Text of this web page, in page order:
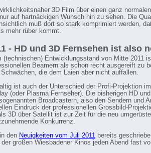
3D Film über einen ganz
auf hartnäckigen Wunsch hin zu sehen. Die
muß dort so stark komprimiert werden,
mehr rüber kommt.
- HD und 3D Fernsehen ist also
(technischen) Entwicklungsstand von Mitte 2011
Beamern als schon recht ausgereift zu
Schwächen, die dem Laien aber nicht auffallen.
ist auch der Unterschied der Profi-Projektion
(oder Plasma Fernseher). Die bisherigen HD
Broadcastern, also den Sendern und
Eindruck der professionellen Grossbild-
3D über Satellit ist zur Zeit für die neu
Konkurrenz.
den Neuigkeiten vom Juli 2011 bereits
der großen Wiesbadener Kinos jeden Abend fast